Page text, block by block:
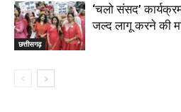
छत्तीसगढ़
‘चलो संसद’
जल्द लागू करने की